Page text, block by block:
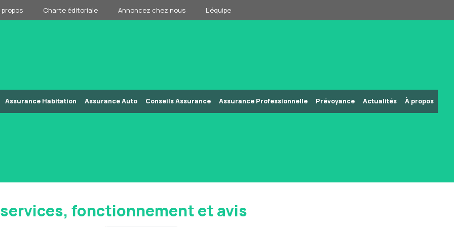
propos Charte éditoriale Annoncez chez nous L’équipe
Assurance Habitation Assurance Auto Conseils Assurance Assurance Professionnelle Prévoyance Actualités À propos
fonctionnement et avis